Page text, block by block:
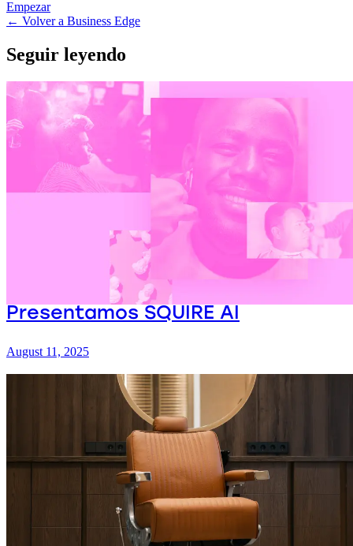
Empezar
← Volver a Business Edge
Seguir leyendo
Presentamos SQUIRE AI
August 11, 2025